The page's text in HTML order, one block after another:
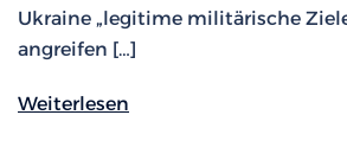
Ukraine „legitime militärische
angreifen […]
Weiterlesen